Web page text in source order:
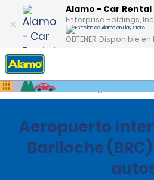
Alamo - Car Rental
Enterprise Holdings,
OBTENER: Disponible
Inicio Oficinas
Aeropuerto
Bariloche